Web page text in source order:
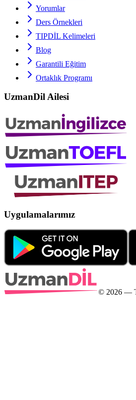
Yorumlar
Ders Örnekleri
TIPDİL Kelimeleri
Blog
Garantili Eğitim
Ortaklık Programı
UzmanDil Ailesi
Uygulamalarımız
© 2026 —